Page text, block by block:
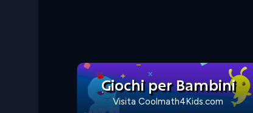
Giochi per Bambini
Visita Coolmath4Kids.com